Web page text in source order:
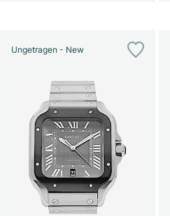
Ungetragen - New